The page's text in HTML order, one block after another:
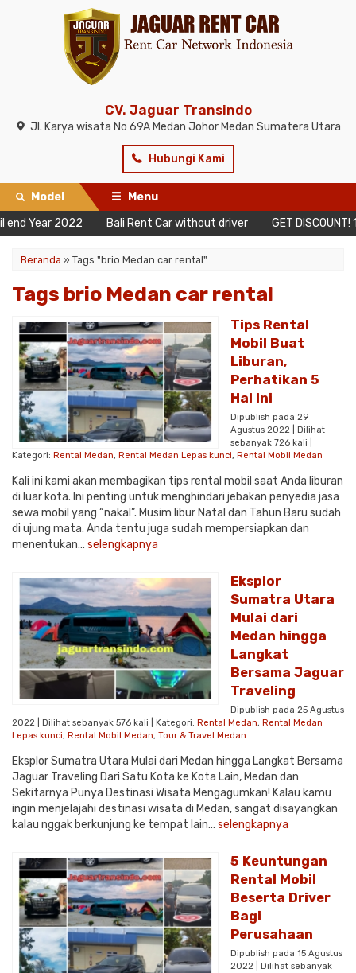
CV. Jaguar Transindo
Jl. Karya wisata No 69A Medan Johor Medan Sumatera Utara
Hubungi Kami
Model
Menu
Year 2022
Bali Rent Car without driver GET DISCOUNT! 10
Beranda » Tags "brio Medan car rental"
Tags brio Medan car rental
Tips Rental
Mobil Buat
Liburan,
Perhatikan 5
Hal Ini
Dipublish pada 29
Agustus 2022 | Dilihat
sebanyak 726 kali |
Kategori: Rental Medan, Rental Medan Lepas kunci, Rental Mobil Medan
Kali ini kami akan membagikan tips rental mobil saat Anda liburan
di luar kota. Ini penting untuk menghindari jebakan penyedia jasa
sewa mobil yang “nakal”. Musim libur Natal dan Tahun Baru sudah
di ujung mata. Anda tentu juga sudah mempersiapkan dan
menentukan... selengkapnya
Eksplor
Sumatra Utara
Mulai dari
Medan hingga
Langkat
Bersama Jaguar
Traveling
Dipublish pada 25 Agustus
2022 | Dilihat sebanyak 576 kali | Kategori: Rental Medan, Rental Medan
Lepas kunci, Rental Mobil Medan, Tour & Travel Medan
Eksplor Sumatra Utara Mulai dari Medan hingga Langkat Bersama
Jaguar Traveling Dari Satu Kota ke Kota Lain, Medan dan
Sekitarnya Punya Destinasi Wisata Mengagumkan! Kalau kamu
ingin menjelajahi destinasi wisata di Medan, sangat disayangkan
kalau nggak berkunjung ke tempat lain... selengkapnya
5 Keuntungan
Rental Mobil
Beserta Driver
Bagi
Perusahaan
Dipublish pada 15 Agustus
2022 | Dilihat sebanyak